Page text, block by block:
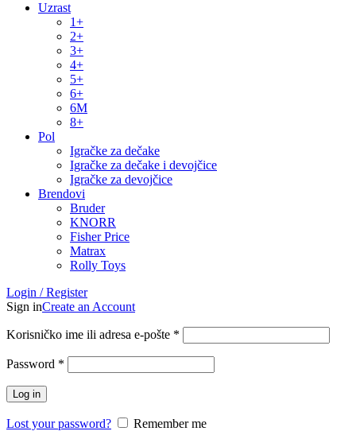
Uzrast
1+
2+
3+
4+
5+
6+
6M
8+
Pol
Igračke za dečake
Igračke za dečake i devojčice
Igračke za devojčice
Brendovi
Bruder
KNORR
Fisher Price
Matrax
Rolly Toys
Login / Register
Sign inCreate an Account
Korisničko ime ili adresa e-pošte *
Password *
Log in
Lost your password?
Remember me